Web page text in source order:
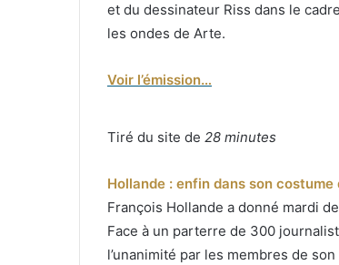
et du dessinateur Riss dans le
les ondes de Arte.
Voir l’émission…
Tiré du site de 28 minutes
Hollande : enfin dans son costume
François Hollande a donné mardi
Face à un parterre de 300
l’unanimité par les membres de